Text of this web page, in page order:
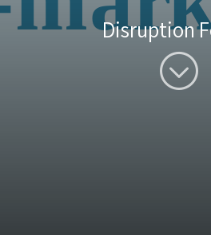
Disruption